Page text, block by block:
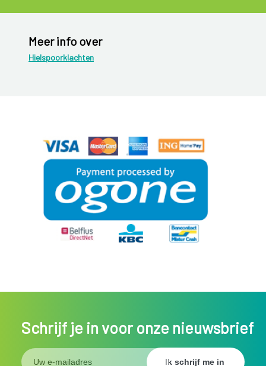
Meer info over
Hielspoorklachten
Schrijf je in voor onze nieuwsbrief